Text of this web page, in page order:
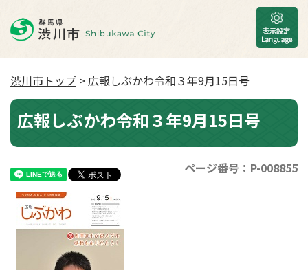
渋川市トップ > 広報しぶかわ令和３年9月15日号
広報しぶかわ令和３年9月15日号
ページ番号：P-008855